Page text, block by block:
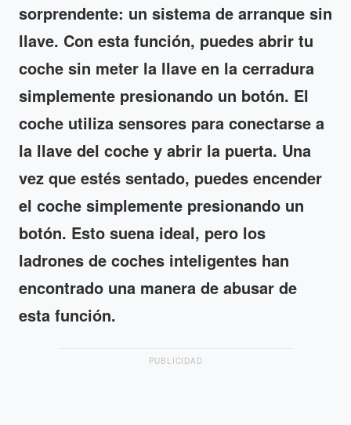
sorprendente: un sistema de arranque sin
llave. Con esta función, puedes abrir tu
coche sin meter la llave en la cerradura
simplemente presionando un botón. El
coche utiliza sensores para conectarse a
la llave del coche y abrir la puerta. Una
vez que estés sentado, puedes encender
el coche simplemente presionando un
botón. Esto suena ideal, pero los
ladrones de coches inteligentes han
encontrado una manera de abusar de
esta función.
PUBLICIDAD